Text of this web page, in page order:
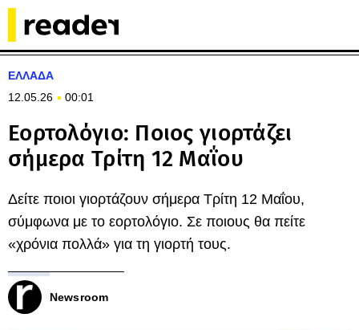
ΕΛΛΑΔΑ
12.05.26
00:01
Εορτολόγιο: Ποιος γιορτάζει
σήμερα Τρίτη 12 Μαΐου
Δείτε ποιοι γιορτάζουν σήμερα Τρίτη 12 Μαΐου,
σύμφωνα με το εορτολόγιο. Σε ποιους θα πείτε
«χρόνια πολλά» για τη γιορτή τους.
Newsroom